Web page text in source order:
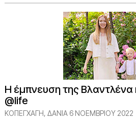
Η έμπνευση της Βλαντλένα
@life
ΚΟΠΕΓΧΆΓΗ, ΔΑΝΊΑ 6 ΝΟΕΜΒΡΙΟΥ 2022